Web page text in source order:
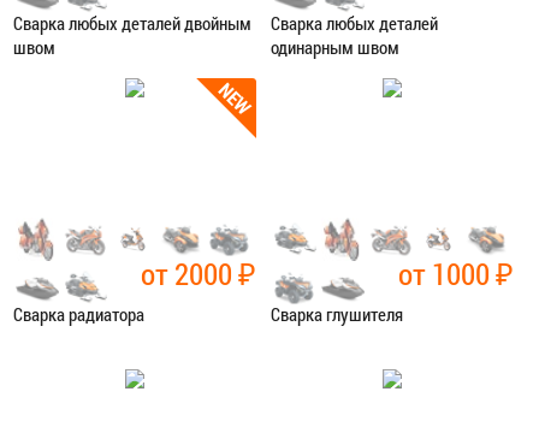
Сварка любых деталей двойным
швом
Сварочные работы
Сварка любых деталей
одинарным швом
Сварочные работы
от 2000₽
Сварка радиатора
Сварочные работы
от 1000₽
Сварка глушителя
Сварочные работы